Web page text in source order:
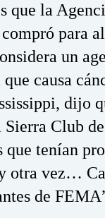
que la
para
un
que causa
dijo
Club
que tenían
otra vez…
de